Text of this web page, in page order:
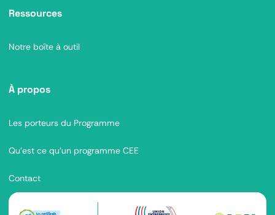
Ressources
Notre boîte à outil
À propos
Les porteurs du Programme
Qu’est ce qu’un programme CEE
Contact